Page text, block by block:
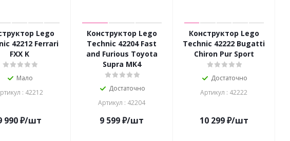
Lego
42212 Ferrari
FXX K
Мало
: 42212
990₽/шт
Конструктор Lego
Technic 42204 Fast
and Furious Toyota
Supra MK4
Достаточно
Артикул : 42204
9 599₽/шт
Конструктор Lego
Technic 42222 Bugatti
Chiron Pur Sport
Достаточно
Артикул : 42222
10 299₽/шт